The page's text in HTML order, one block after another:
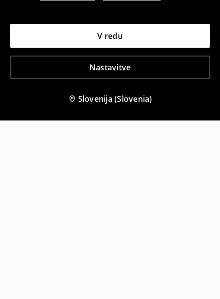
Nastavitve
V redu
Slovenija (Slovenia)